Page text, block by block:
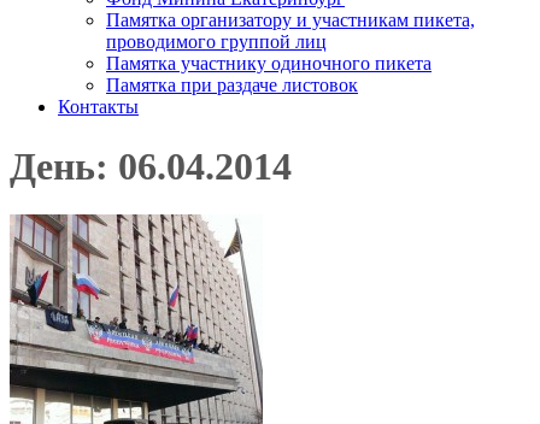
Памятка организатору и участникам пикета,
проводимого группой лиц
Памятка участнику одиночного пикета
Памятка при раздаче листовок
Контакты
День: 06.04.2014